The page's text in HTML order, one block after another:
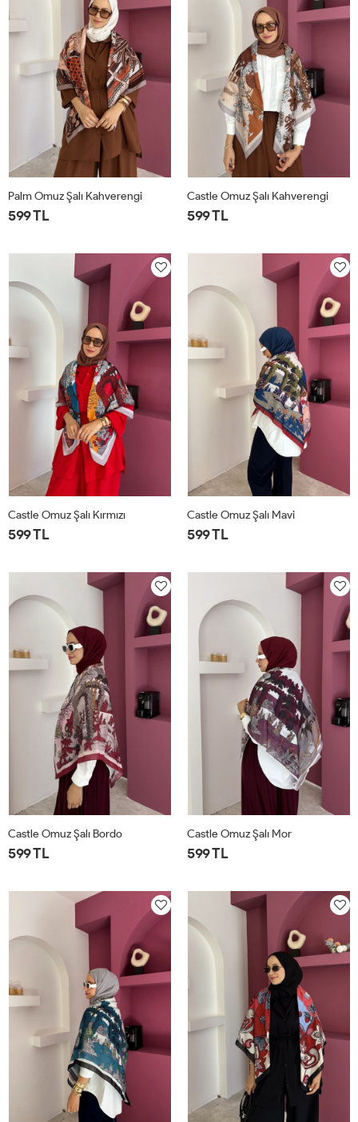
Palm Omuz Şalı Kahverengi
599 TL
Castle Omuz Şalı Kahverengi
599 TL
Castle Omuz Şalı Kırmızı
599 TL
Castle Omuz Şalı Mavi
599 TL
Castle Omuz Şalı Bordo
599 TL
Castle Omuz Şalı Mor
599 TL